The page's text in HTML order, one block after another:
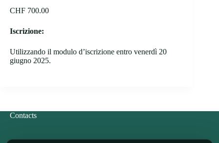
CHF 700.00
Iscrizione:
Utilizzando il modulo d’iscrizione entro venerdì 20
giugno 2025.
Contacts